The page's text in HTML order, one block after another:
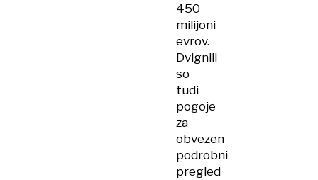
450
milijoni
evrov.
Dvignili
so
tudi
pogoje
za
obvezen
podrobni
pregled